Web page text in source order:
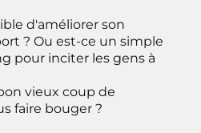
d'améliorer son
? Ou est-ce un simple
pour inciter les gens à
vieux coup de
faire bouger ?